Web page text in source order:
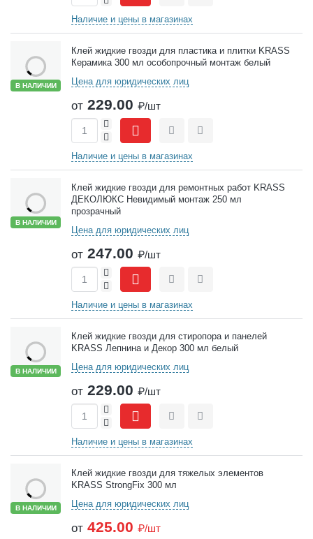
Наличие и цены в магазинах
В НАЛИЧИИ
Клей жидкие гвозди для пластика и плитки KRASS
Керамика 300 мл особопрочный монтаж белый
Цена для юридических лиц
от 229.00 ₽/шт
-
+
СравнитьОтложить
Наличие и цены в магазинах
В НАЛИЧИИ
Клей жидкие гвозди для ремонтных работ KRASS
ДЕКОЛЮКС Невидимый монтаж 250 мл
прозрачный
Цена для юридических лиц
от 247.00 ₽/шт
-
+
СравнитьОтложить
Наличие и цены в магазинах
В НАЛИЧИИ
Клей жидкие гвозди для стиропора и панелей
KRASS Лепнина и Декор 300 мл белый
Цена для юридических лиц
от 229.00 ₽/шт
-
+
СравнитьОтложить
Наличие и цены в магазинах
В НАЛИЧИИ
Клей жидкие гвозди для тяжелых элементов
KRASS StrongFix 300 мл
Цена для юридических лиц
от 425.00 ₽/шт